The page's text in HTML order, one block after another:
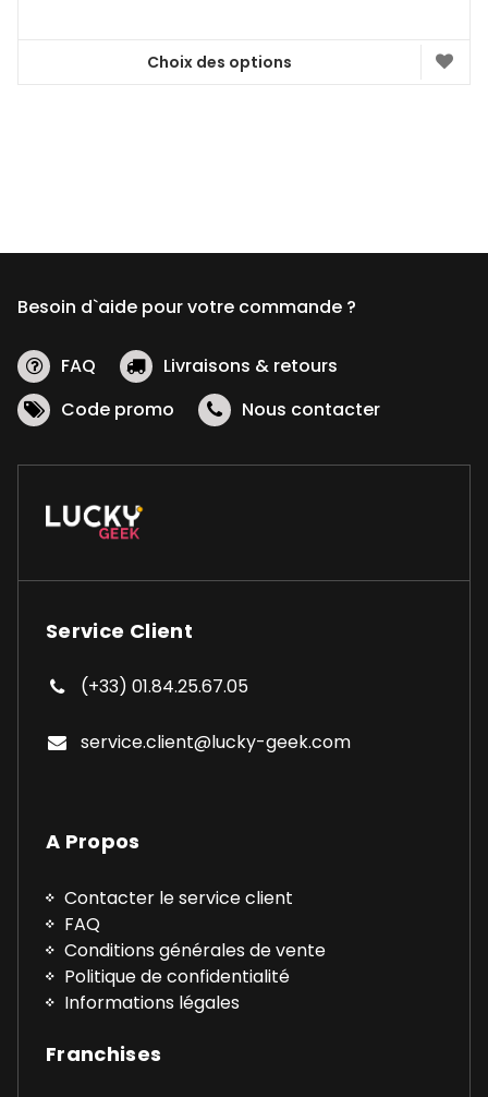
Choix des options
Ce
peuvent
choisies
la
du
Besoin d`aide pour votre commande ?
FAQ
Livraisons & retours
Code promo
Nous contacter
Service Client
(+33) 01.84.25.67.05
service.client@lucky-geek.com
A Propos
Contacter le service client
FAQ
Conditions générales de vente
Politique de confidentialité
Informations légales
Franchises